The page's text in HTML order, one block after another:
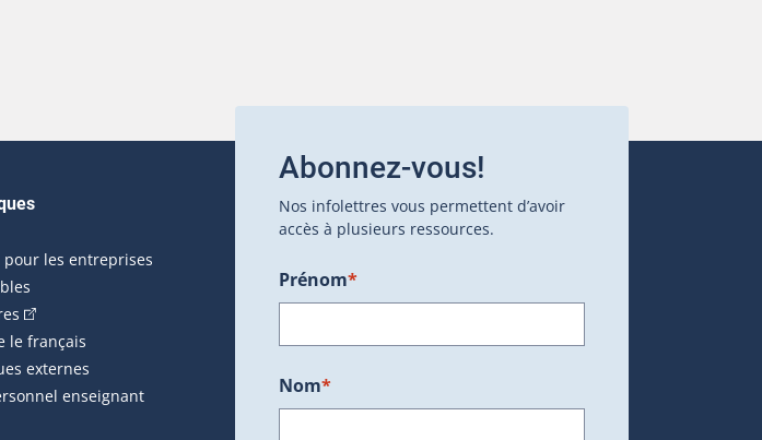
nouvelle fenêtre.)
les entreprises
(Cet hyperlien externe s'ouvrira dans une nouvelle fenêtre.)
le français
externes
enseignant
Abonnez-vous!
Nos infolettres vous permettent d’avoir
accès à plusieurs ressources.
Prénom*
Nom*